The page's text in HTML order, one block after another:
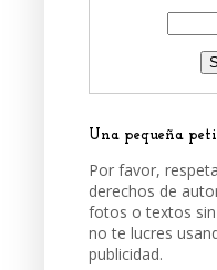
Una pequeña
Por favor,
derechos de
fotos o textos
no te lucres
publicidad.